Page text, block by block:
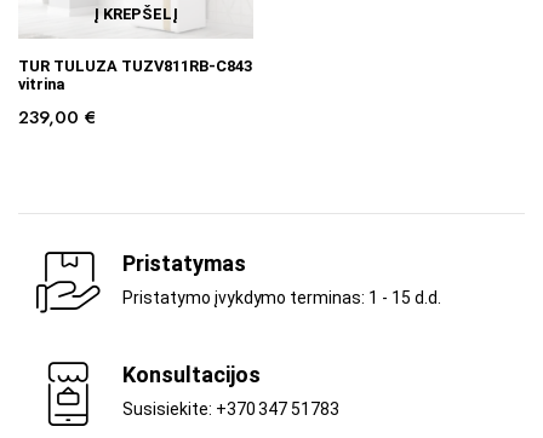
Į KREPŠELĮ
TUR TULUZA TUZV811RB-C843
vitrina
239,00 €
Pristatymas
Pristatymo įvykdymo terminas: 1 - 15 d.d.
Konsultacijos
Susisiekite: +370 347 51783